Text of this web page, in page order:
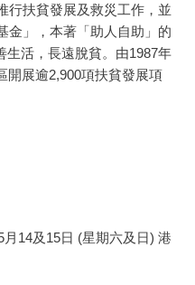
行扶貧發展及救災工作，並
金」，本著「助人自助」的
生活，長遠脫貧。由1987年
開展逾2,900項扶貧發展項
14及15日 (星期六及日) 港